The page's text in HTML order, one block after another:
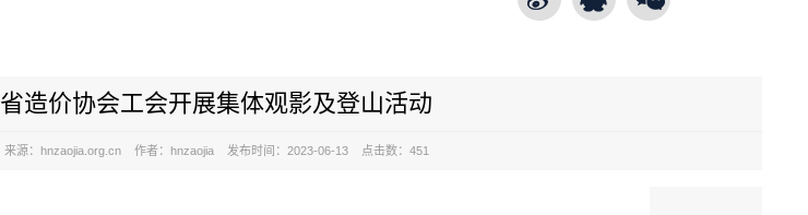
省造价协会工会开展集体观影及登山活动
来源：hnzaojia.org.cn 作者：hnzaojia 发布时间：2023-06-13 点击数：451